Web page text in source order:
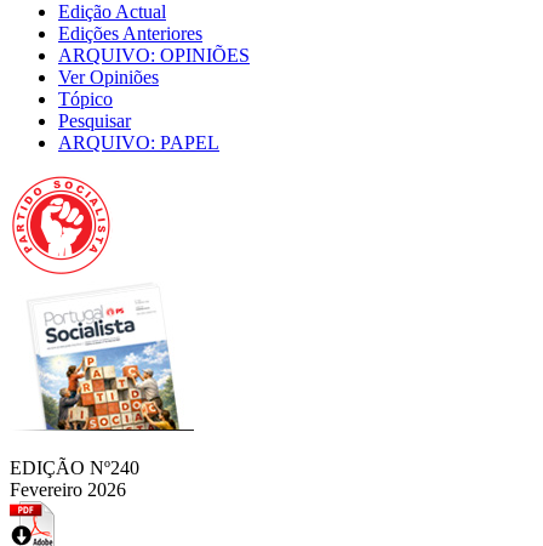
Edição Actual
Edições Anteriores
ARQUIVO: OPINIÕES
Ver Opiniões
Tópico
Pesquisar
ARQUIVO: PAPEL
EDIÇÃO Nº240
Fevereiro 2026